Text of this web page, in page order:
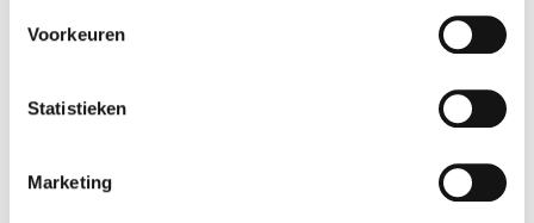
Voorkeuren
Statistieken
Marketing